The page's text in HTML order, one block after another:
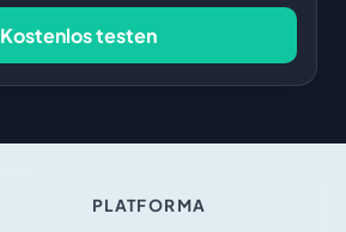
Kostenlos testen
PLATFORMA